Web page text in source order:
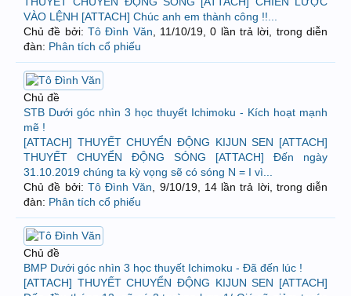
VÀO LỆNH [ATTACH] Chúc anh em thành công !!...
Chủ đề bởi: Tô Đình Văn 11/10/19 , 0 lần trả lời, trong diễn
đàn: Phân tích cổ phiếu
Chủ đề
STB Dưới góc nhìn 3 học thuyết Ichimoku - Kích hoạt mạnh
mẽ !
[ATTACH] THUYẾT CHUYỂN ĐỘNG KIJUN SEN [ATTACH]
THUYẾT CHUYỂN ĐỘNG SÓNG [ATTACH] Đến ngày
31.10.2019 chúng ta kỳ vọng sẽ có sóng N = I vì...
Chủ đề bởi: Tô Đình Văn 9/10/19, 14 lần trả lời, trong diễn
đàn: Phân tích cổ phiếu
Chủ đề
BMP Dưới góc nhìn 3 học thuyết Ichimoku - Đã đến lúc !
[ATTACH] THUYẾT CHUYỂN ĐỘNG KIJUN SEN [ATTACH]